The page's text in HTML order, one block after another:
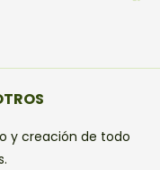
y creación de todo